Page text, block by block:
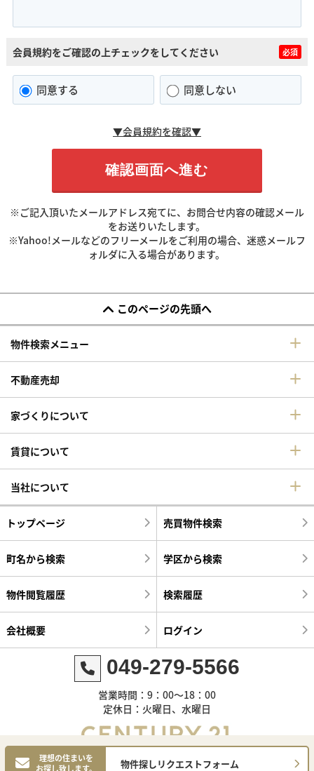
理想の住まいを
お探し致します。
物件探しリクエストフォーム
会員規約をご確認の上チェックをしてください 必須
同意する 同意しない
▼会員規約を確認▼
※ご記入頂いたメールアドレス宛てに、お問合せ内容の確認メール
をお送りいたします。
※Yahoo!メールなどのフリーメールをご利用の場合、迷惑メールフ
ォルダに入る場合があります。
このページの先頭へ
物件検索メニュー
不動産売却
家づくりについて
賃貸について
当社について
トップページ 売買物件検索
町名から検索 学区から検索
物件閲覧履歴 検索履歴
会社概要 ログイン
049-279-5566
営業時間：9：00～18：00
定休日：火曜日、水曜日